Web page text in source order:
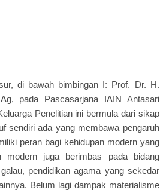
di bawah bimbingan I: Prof. Dr. H.
pada Pascasarjana IAIN Antasari
Penelitian ini bermula dari sikap
sendiri ada yang membawa pengaruh
peran bagi kehidupan modern yang
modern juga berimbas pada bidang
pendidikan agama yang sekedar
Belum lagi dampak materialisme